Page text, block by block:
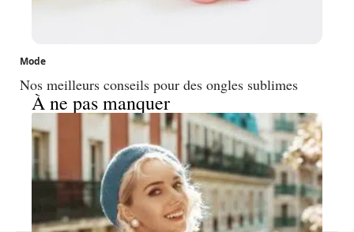
Mode
Nos meilleurs conseils pour des ongles sublimes
À ne pas manquer